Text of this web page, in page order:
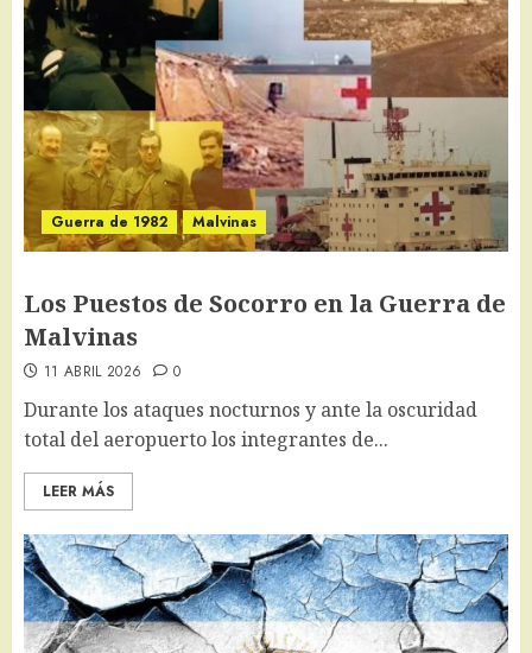
Guerra de 1982 Malvinas
Los Puestos de Socorro en la Guerra de
Malvinas
11 ABRIL 2026 0
Durante los ataques nocturnos y ante la oscuridad
total del aeropuerto los integrantes de...
LEER MÁS